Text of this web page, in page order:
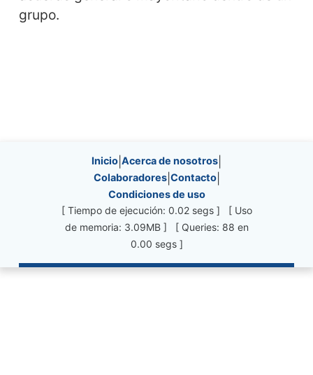
grupo.
Site information, links, etc.
Inicio Acerca de nosotros
Colaboradores| Contacto|
Condiciones de uso
[ Tiempo de ejecución: 0.02 segs ] [ Uso
de memoria: 3.09MB ] [ Queries: 88 en
0.00 segs ]